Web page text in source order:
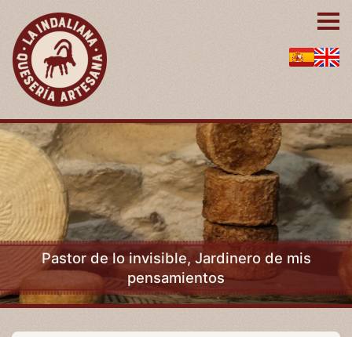
Pastor de lo invisible, Jardinero de mis
pensamientos